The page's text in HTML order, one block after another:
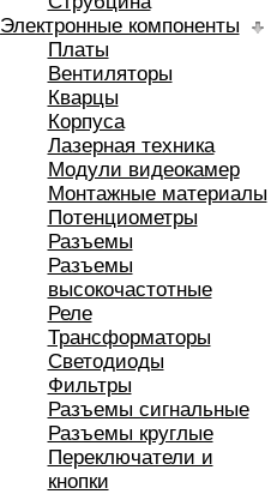
Электронные компоненты
Платы
Вентиляторы
Кварцы
Корпуса
Лазерная техника
Модули видеокамер
Монтажные материалы
Потенциометры
Разъемы
Разъемы
высокочастотные
Реле
Трансформаторы
Светодиоды
Фильтры
Разъемы сигнальные
Разъемы круглые
Переключатели и
кнопки